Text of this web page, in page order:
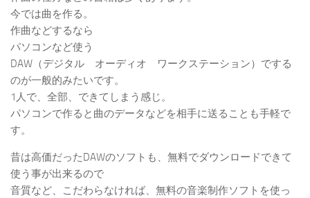
今では曲を作る。
作曲などするなら
パソコンなど使う
DAW（デジタル オーディオ ワークステーション）でする
のが一般的みたいです。
1人で、全部、できてしまう感じ。
パソコンで作ると曲のデータなどを相手に送ることも手軽で
す。
昔は高価だったDAWのソフトも、無料でダウンロードできて
使う事が出来るので
音質など、こだわらなければ、無料の音楽制作ソフトを使っ